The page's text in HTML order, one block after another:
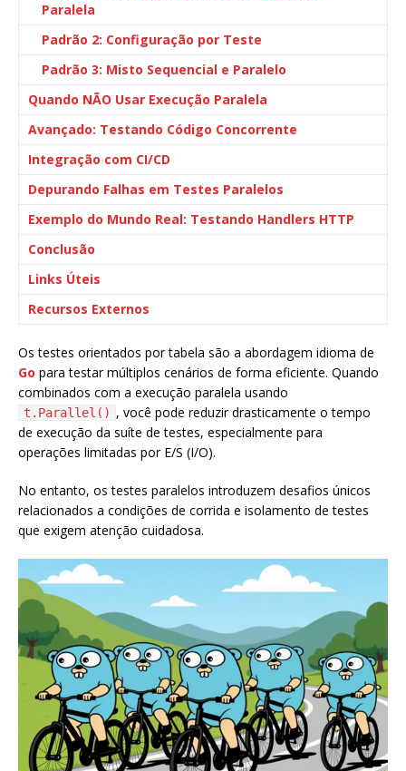
Paralela
Padrão 2: Configuração por Teste
Padrão 3: Misto Sequencial e Paralelo
Quando NÃO Usar Execução Paralela
Avançado: Testando Código Concorrente
Integração com CI/CD
Depurando Falhas em Testes Paralelos
Exemplo do Mundo Real: Testando Handlers HTTP
Conclusão
Links Úteis
Recursos Externos
Os testes orientados por tabela são a abordagem idioma de
Go para testar múltiplos cenários de forma eficiente. Quando
combinados com a execução paralela usando
t.Parallel() , você pode reduzir drasticamente o tempo
de execução da suíte de testes, especialmente para
operações limitadas por E/S (I/O).
No entanto, os testes paralelos introduzem desafios únicos
relacionados a condições de corrida e isolamento de testes
que exigem atenção cuidadosa.